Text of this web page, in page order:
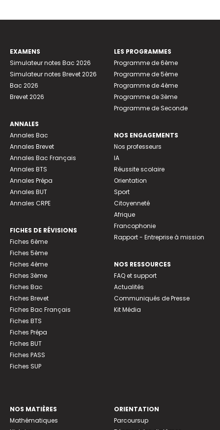
EXAMENS
Simulateur notes Bac 2026
Simulateur notes Brevet 2026
Bac 2026
Brevet 2026
ANNALES
Annales Bac
Annales Brevet
Annales Bac Français
Annales BTS
Annales Prépa
Annales BUT
Annales CRPE
FICHES DE RÉVISIONS
Fiches 6ème
Fiches 5ème
Fiches 4ème
Fiches 3ème
Fiches Bac
Fiches Brevet
Fiches Bac Français
Fiches BTS
Fiches Prépa
Fiches BUT
Fiches PASS
Fiches SUP
LES PROGRAMMES
Programme de 6ème
Programme de 5ème
Programme de 4ème
Programme de 3ème
Programme de Seconde
NOS ENGAGEMENTS
Nos professeurs
IA
Réussite scolaire
Orientation
Sport
Citoyenneté
Afrique
Francophonie
Rapport - Entreprise à mission
NOS RESSOURCES
FAQ et support
Actualités
Communiqués de Presse
Kit Média
NOS MATIÈRES
Mathématiques
ORIENTATION
Parcoursup